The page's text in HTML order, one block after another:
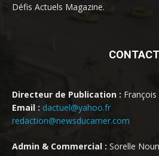
Défis Actuels Magazine.
CONTACT
Directeur de Publication :
Email : dactuel@yahoo.fr
redaction@newsducamer.com
Admin & Commercial : Sorelle